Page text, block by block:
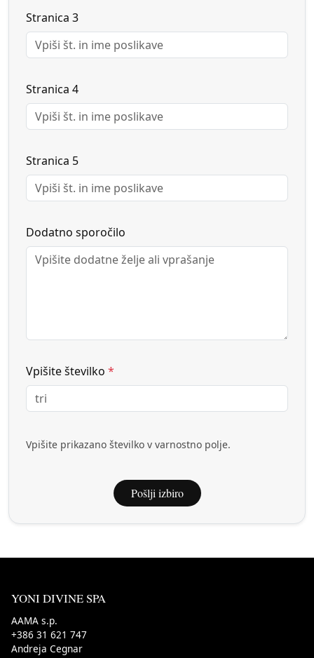
Stranica 3
Stranica 4
Stranica 5
Dodatno sporočilo
Vpišite številko *
Vpišite prikazano številko v varnostno polje.
Pošlji izbiro
YONI DIVINE SPA
AAMA s.p.
+386 31 621 747
Andreja Cegnar